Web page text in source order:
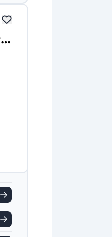
SaveSpace Abholgebiet: Wuppertal mit Abholung und Lieferung